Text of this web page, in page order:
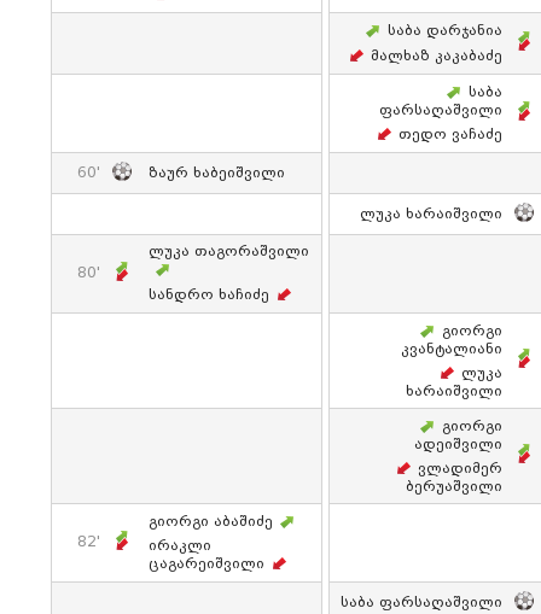
Საბა Დარჯანია
Მალხაზ Კაკაბაძე
Საბა
Ფარსაღაშვილი
Თედო Ვაჩაძე
60' Ზაურ Ხაბეიშვილი
Ლუკა Ხარაიშვილი
80'
Ლუკა Თაგორაშვილი
Სანდრო Ხაჩიძე
Გიორგი
Კვანტალიანი
Ლუკა
Ხარაიშვილი
Გიორგი
Ადეიშვილი
Ვლადიმერ
Ბერუაშვილი
82'
Გიორგი Აბაშიძე
Ირაკლი
Ცაგარეიშვილი
Საბა Ფარსაღაშვილი